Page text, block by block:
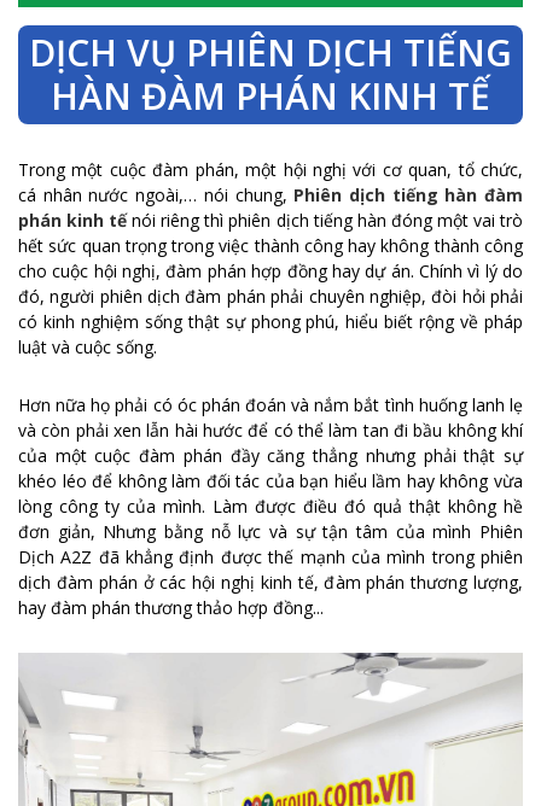
DỊCH VỤ PHIÊN DỊCH TIẾNG
HÀN ĐÀM PHÁN KINH TẾ
Trong một cuộc đàm phán, một hội nghị với cơ quan, tổ chức,
cá nhân nước ngoài,… nói chung, Phiên dịch tiếng hàn đàm
phán kinh tếnói riêng thì phiên dịch tiếng hàn đóng một vai trò
hết sức quan trọng trong việc thành công hay không thành công
cho cuộc hội nghị, đàm phán hợp đồng hay dự án. Chính vì lý do
đó, người phiên dịch đàm phán phải chuyên nghiệp, đòi hỏi phải
có kinh nghiệm sống thật sự phong phú, hiểu biết rộng về pháp
luật và cuộc sống.
Hơn nữa họ phải có óc phán đoán và nắm bắt tình huống lanh lẹ
và còn phải xen lẫn hài hước để có thể làm tan đi bầu không khí
của một cuộc đàm phán đầy căng thẳng nhưng phải thật sự
khéo léo để không làm đối tác của bạn hiểu lầm hay không vừa
lòng công ty của mình. Làm được điều đó quả thật không hề
đơn giản, Nhưng bằng nỗ lực và sự tận tâm của mình Phiên
Dịch A2Z đã khẳng định được thế mạnh của mình trong phiên
dịch đàm phán ở các hội nghị kinh tế, đàm phán thương lượng,
hay đàm phán thương thảo hợp đồng...